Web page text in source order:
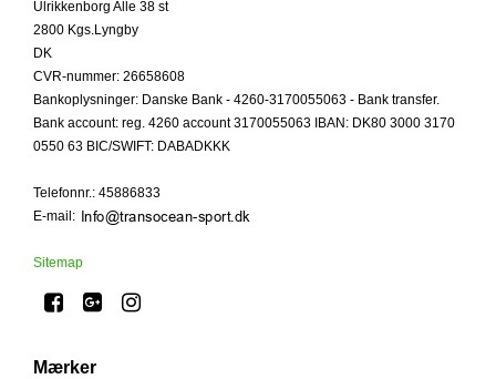
Ulrikkenborg Alle 38 st
2800 Kgs.Lyngby
DK
CVR-nummer: 26658608
Bankoplysninger: Danske Bank - 4260-3170055063 - Bank transfer.
Bank account: reg. 4260 account 3170055063 IBAN: DK80 3000 3170
0550 63 BIC/SWIFT: DABADKKK
Telefonnr.: 45886833
E-mail :
Sitemap
Mærker